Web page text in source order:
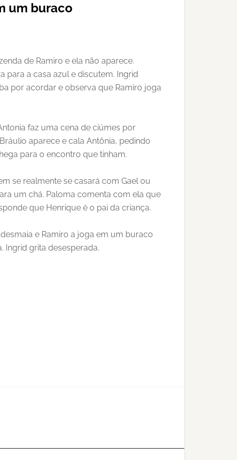
um buraco
de Ramiro e ela não aparece.
para a casa azul e discutem. Ingrid
por acordar e observa que Ramiro joga
faz uma cena de ciúmes por
aparece e cala Antônia, pedindo
para o encontro que tinham.
se realmente se casará com Gael ou
um chá. Paloma comenta com ela que
que Henrique é o pai da criança.
e Ramiro a joga em um buraco
Ingrid grita desesperada.